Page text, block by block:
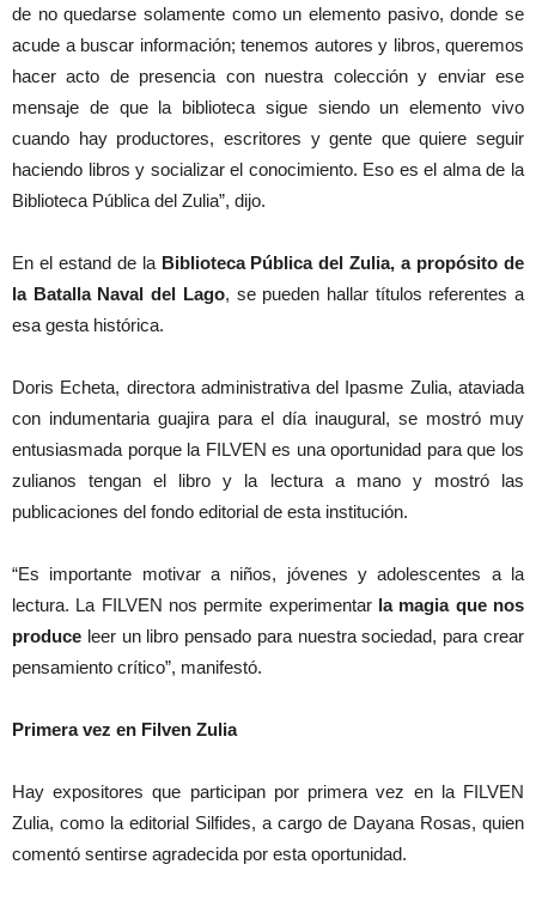
de no quedarse solamente como un elemento pasivo, donde se
acude a buscar información; tenemos autores y libros, queremos
hacer acto de presencia con nuestra colección y enviar ese
mensaje de que la biblioteca sigue siendo un elemento vivo
cuando hay productores, escritores y gente que quiere seguir
haciendo libros y socializar el conocimiento. Eso es el alma de la
Biblioteca Pública del Zulia”, dijo.
En el estand de laBiblioteca Pública del Zulia, a propósito de
la Batalla Naval del Lago, se pueden hallar títulos referentes a
esa gesta histórica.
Doris Echeta, directora administrativa del Ipasme Zulia, ataviada
con indumentaria guajira para el día inaugural, se mostró muy
entusiasmada porque la FILVEN es una oportunidad para que los
zulianos tengan el libro y la lectura a mano y mostró las
publicaciones del fondo editorial de esta institución.
“Es importante motivar a niños, jóvenes y adolescentes a la
lectura. La FILVEN nos permite experimentarla magia que nos
produce leer un libro pensado para nuestra sociedad, para crear
pensamiento crítico”, manifestó.
Primera vez en Filven Zulia
Hay expositores que participan por primera vez en la FILVEN
Zulia, como la editorial Silfides, a cargo de Dayana Rosas, quien
comentó sentirse agradecida por esta oportunidad.